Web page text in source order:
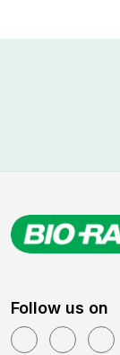
Follow us on